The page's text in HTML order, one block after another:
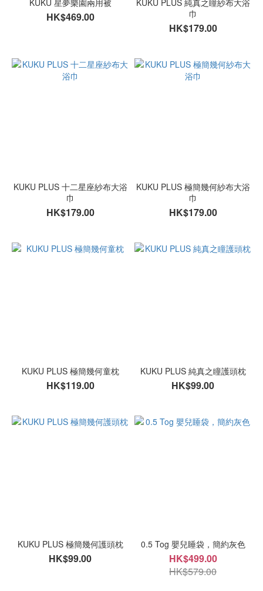
KUKU 星夢樂園兩用被
HK$469.00
KUKU PLUS 純真之瞳紗布大浴
巾
HK$179.00
KUKU PLUS 十二星座紗布大浴
巾
HK$179.00
KUKU PLUS 極簡幾何紗布大浴
巾
HK$179.00
KUKU PLUS 極簡幾何童枕
HK$119.00
KUKU PLUS 純真之瞳護頭枕
HK$99.00
KUKU PLUS 極簡幾何護頭枕
HK$99.00
0.5 Tog 嬰兒睡袋，簡約灰色
HK$499.00
HK$579.00